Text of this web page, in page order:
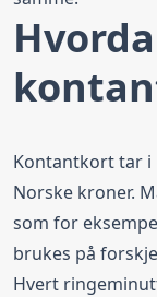
Kontantkort tar
Norske kroner.
som for
brukes på
Hvert